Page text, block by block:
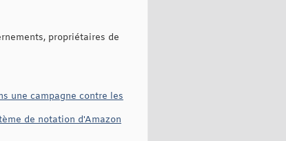
propriétaires de
une campagne contre les
de notation d'Amazon